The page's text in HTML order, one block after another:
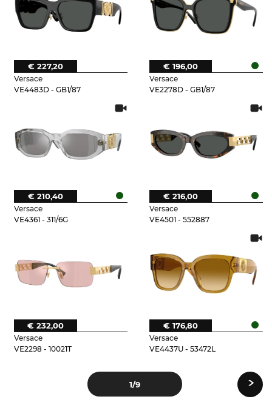
Versace
VE4483D - GB1/87
€ 227,20
Versace
VE2278D - GB1/87
€ 196,00
Versace
VE4361 - 311/6G
€ 210,40
Versace
VE4501 - 552887
€ 216,00
Versace
VE2298 - 10021T
€ 232,00
Versace
VE4437U - 53472L
€ 176,80
1/9 ›